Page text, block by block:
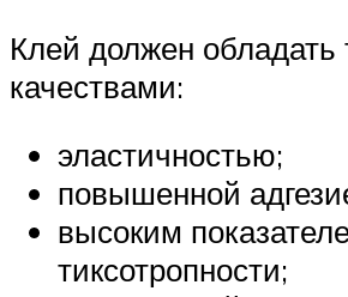
Клей должен обладать
качествами:
эластичностью;
повышенной
высоким
тиксотропности;